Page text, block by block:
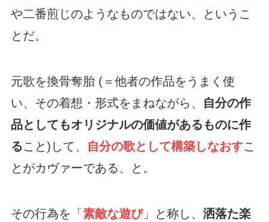
や二番煎じのようなものではない、というこ
とだ。
元歌を換骨奪胎 (＝他者の作品をうまく使
い、その着想・形式をまねながら、 自分の作
品としてもオリジナルの価値があるものに作
ること)して、 自分の歌として構築しなおすこ
とがカヴァーである、と。
その行為を「 素敵な遊び」と称し、 洒落た楽